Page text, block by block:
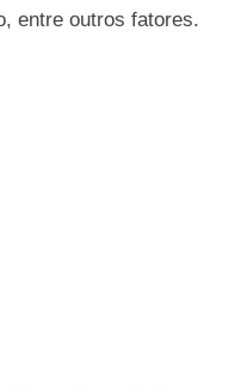
entre outros fatores.